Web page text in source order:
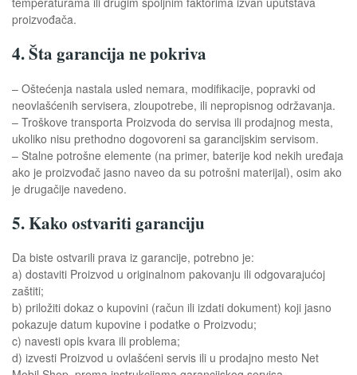
proizvođača.
4. Šta garancija ne pokriva
– Oštećenja nastala usled nemara, modifikacije, popravki od
neovlašćenih servisera, zloupotrebe, ili nepropisnog održavanja.
– Troškove transporta Proizvoda do servisa ili prodajnog mesta,
ukoliko nisu prethodno dogovoreni sa garancijskim servisom.
– Stalne potrošne elemente (na primer, baterije kod nekih uređaja
ako je proizvođač jasno naveo da su potrošni materijal), osim ako
je drugačije navedeno.
5. Kako ostvariti garanciju
Da biste ostvarili prava iz garancije, potrebno je:
a) dostaviti Proizvod u originalnom pakovanju ili odgovarajućoj
zaštiti;
b) priložiti dokaz o kupovini (račun ili izdati dokument) koji jasno
pokazuje datum kupovine i podatke o Proizvodu;
c) navesti opis kvara ili problema;
d) izvesti Proizvod u ovlašćeni servis ili u prodajno mesto Net